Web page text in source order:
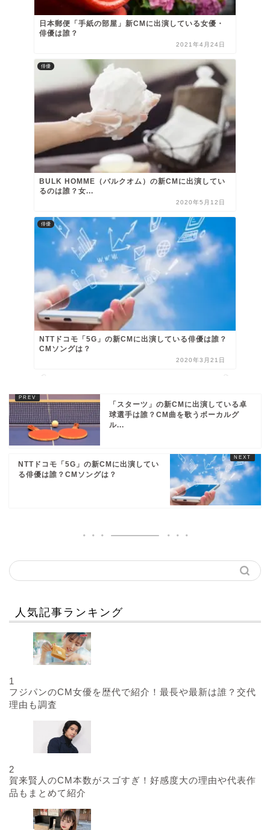
日本郵便「手紙の部屋」新CMに出演している女優・
俳優は誰？
2021年4月24日
俳優
BULK HOMME（バルクオム）の新CMに出演してい
るのは誰？女...
2020年5月12日
俳優
NTTドコモ「5G」の新CMに出演している俳優は誰？
CMソングは？
2020年3月21日
「スターツ」の新CMに出演している卓
球選手は誰？CM曲を歌うボーカルグ
ル...
NTTドコモ「5G」の新CMに出演してい
る俳優は誰？CMソングは？
人気記事ランキング
1
フジパンのCM女優を歴代で紹介！最長や最新は誰？交代
理由も調査
2
賀来賢人のCM本数がスゴすぎ！好感度大の理由や代表作
品もまとめて紹介